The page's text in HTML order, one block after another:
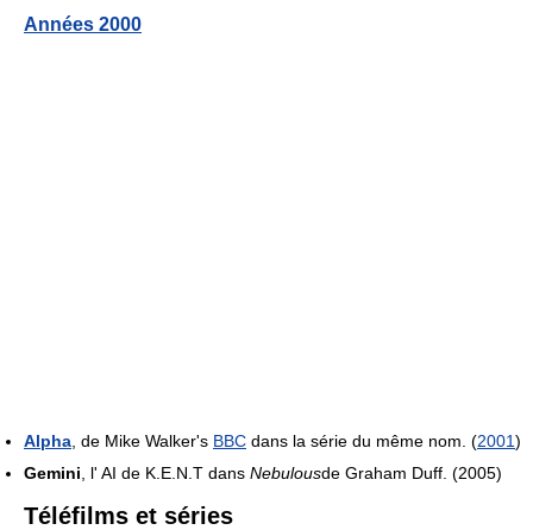
Années 2000
Alpha , de Mike Walker's BBC dans la série du même nom. (2001)
Gemini , l' AI de K.E.N.T dans Nebulousde Graham Duff. (2005)
Téléfilms et séries